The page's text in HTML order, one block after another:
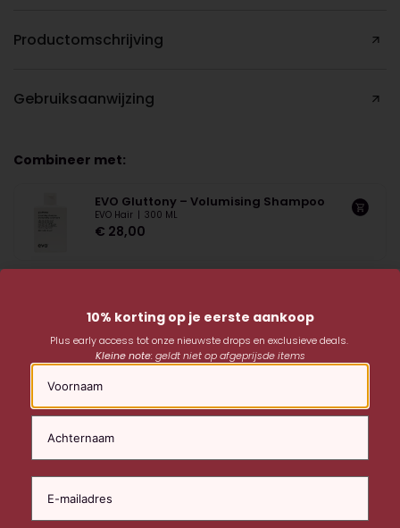
Productomschrijving
Gebruiksaanwijzing
Combineer met:
EVO Gluttony – Volumising Shampoo
EVO Hair | 300 ML
€ 28,00
10% korting op je eerste aankoop
Plus early access tot onze nieuwste drops en exclusieve deals.
Kleine note:geldt niet op afgeprijsde items
Naam